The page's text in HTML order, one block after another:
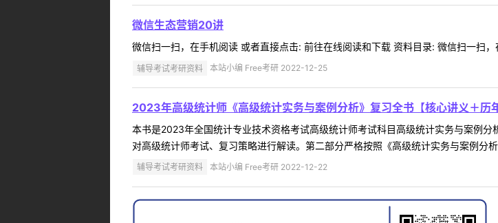
微信生态营销20讲
微信扫一扫，在手机阅读 或者直接点击: 前往在线阅读和下载 资料目录: 微信扫一扫
辅导考试考研资料 本站小编 Free考研 2022-12-25
2023年高级统计师《高级统计实务与案例分析》复习全书【核心讲义＋历
本书是2023年全国统计专业技术资格考试高级统计师考试科目高级统计实务与案例
对高级统计师考试、复习策略进行解读。第二部分严格按照《高级统计实务与案例分
辅导考试考研资料 本站小编 Free考研 2022-12-22